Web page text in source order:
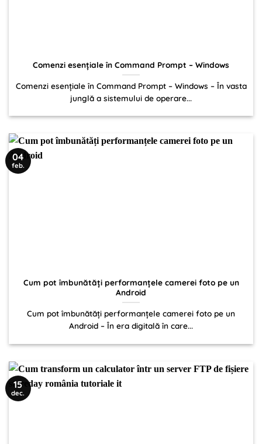
Comenzi esențiale în Command Prompt – Windows
Comenzi esențiale în Command Prompt – Windows – În vasta
junglă a sistemului de operare...
Cum pot îmbunătăți performanțele camerei foto pe un
Android
Cum pot îmbunătăți performanțele camerei foto pe un
Android – În era digitală în care...
04
feb.
15
dec.